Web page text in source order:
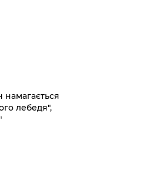
намагається
лебедя",